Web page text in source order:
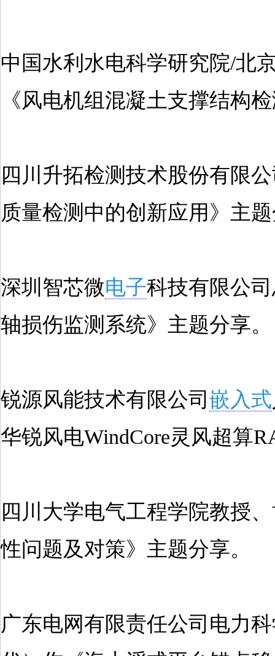
中国水利水电科学研究院/北
《风电机组混凝土支撑结构
四川升拓检测技术股份有限
质量检测中的创新应用》主
深圳智芯微电子科技有限公
轴损伤监测系统》主题分享。
锐源风能技术有限公司 嵌入式
华锐风电WindCore灵风超算
四川大学电气工程学院教授
性问题及对策》主题分享。
广东电网有限责任公司电力